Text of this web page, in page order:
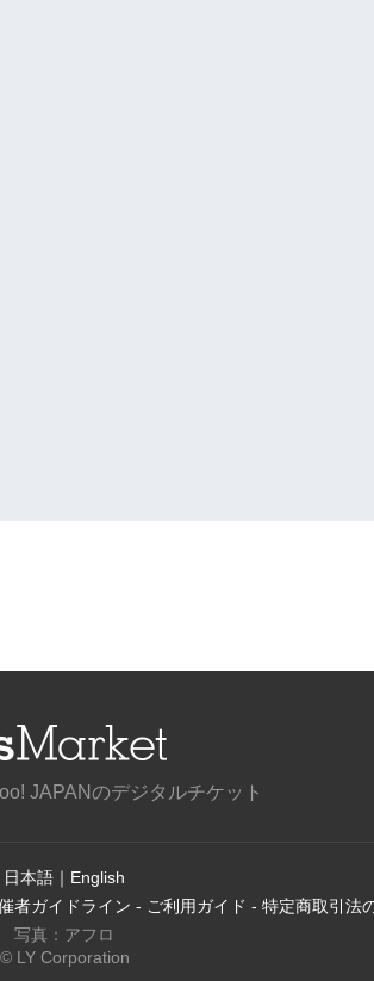
JAPANのデジタルチケット
日本語 ｜ English
者ガイドライン - ご利用ガイド - 特定商取引法
写真：アフロ
© LY Corporation